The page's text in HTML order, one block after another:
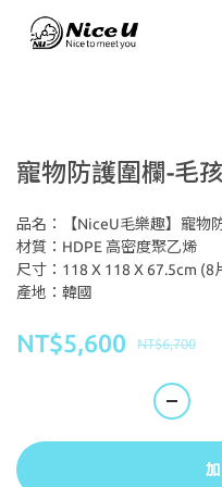
寵物防護圍欄-毛
品名：【NiceU毛樂趣】寵物
材質：HDPE 高密度聚乙烯
尺寸：118 X 118 X 67.5cm (8
產地：韓國
NT$6,700
NT$5,600